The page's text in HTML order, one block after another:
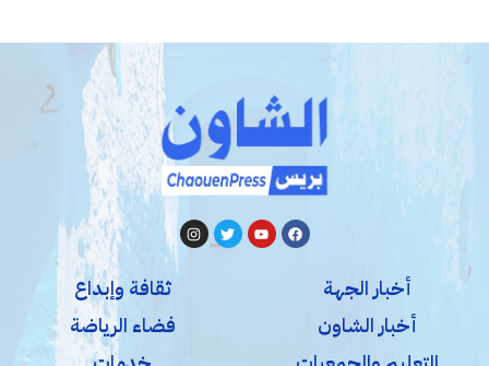
أخبار الجهة
أخبار الشاون
ثقافة وإبداع
فضاء الرياضة